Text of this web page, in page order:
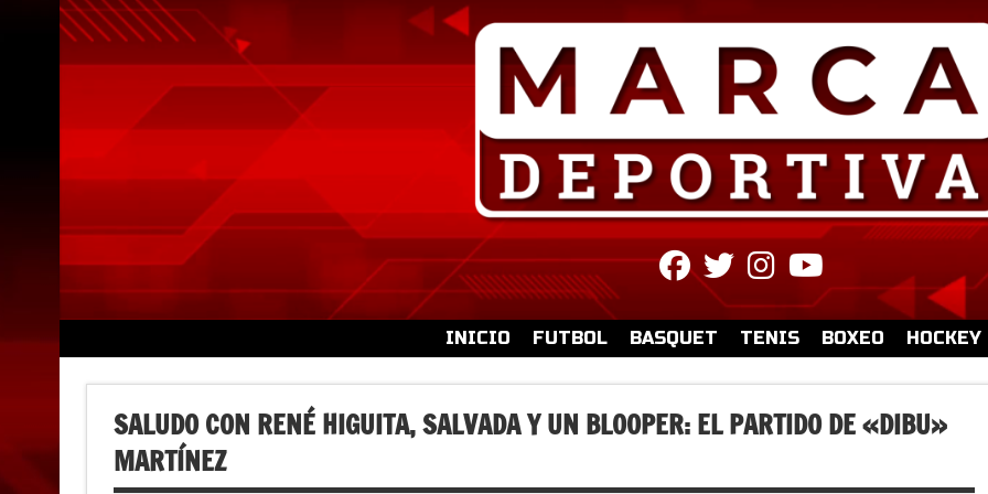
fab
fa-
facebook
fab
fa-
twitter
fab
fa-
instagram
fa-
youtube
INICIO FUTBOL BASQUET TENIS BOXEO HOCKEY
SALUDO CON RENÉ HIGUITA, SALVADA Y UN BLOOPER: EL PARTIDO DE «DIBU»
MARTÍNEZ